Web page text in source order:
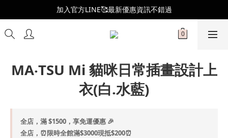
全新會員制度更新👑
加入官方LINE🥰最新優惠資訊不錯過
全新會員制度更新👑
MA‧TSU Mi 貓咪日常插畫設計上
衣(白.水藍)
全店，滿 $1500，享免運優惠 🎉
全店，⏰限時全館滿$3000現抵$200⏰